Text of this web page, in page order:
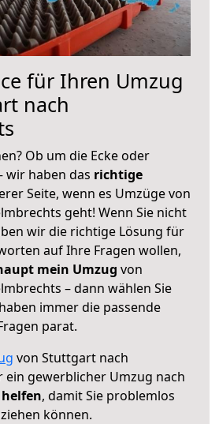
für Ihren Umzug
nach
Ob um die Ecke oder
wir haben das richtige
Seite, wenn es Umzüge von
geht! Wenn Sie nicht
wir die richtige Lösung für
auf Ihre Fragen wollen,
mein Umzug von
– dann wählen Sie
immer die passende
parat.
von Stuttgart nach
ein gewerblicher Umzug nach
, damit Sie problemlos
können.